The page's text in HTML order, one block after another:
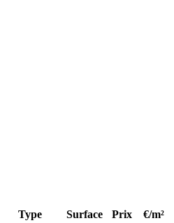
Type Surface Prix
€/m²